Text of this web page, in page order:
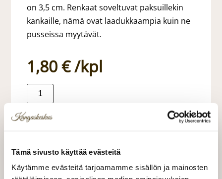
Tämä sivusto käyttää evästeitä
Käytämme evästeitä tarjoamamme sisällön ja mainosten
on 3,5 cm. Renkaat soveltuvat paksuillekin
kankaille, nämä ovat laadukkaampia kuin ne
pusseissa myytävät.
1,80 €
Valitse mukaan ompelupalvelu